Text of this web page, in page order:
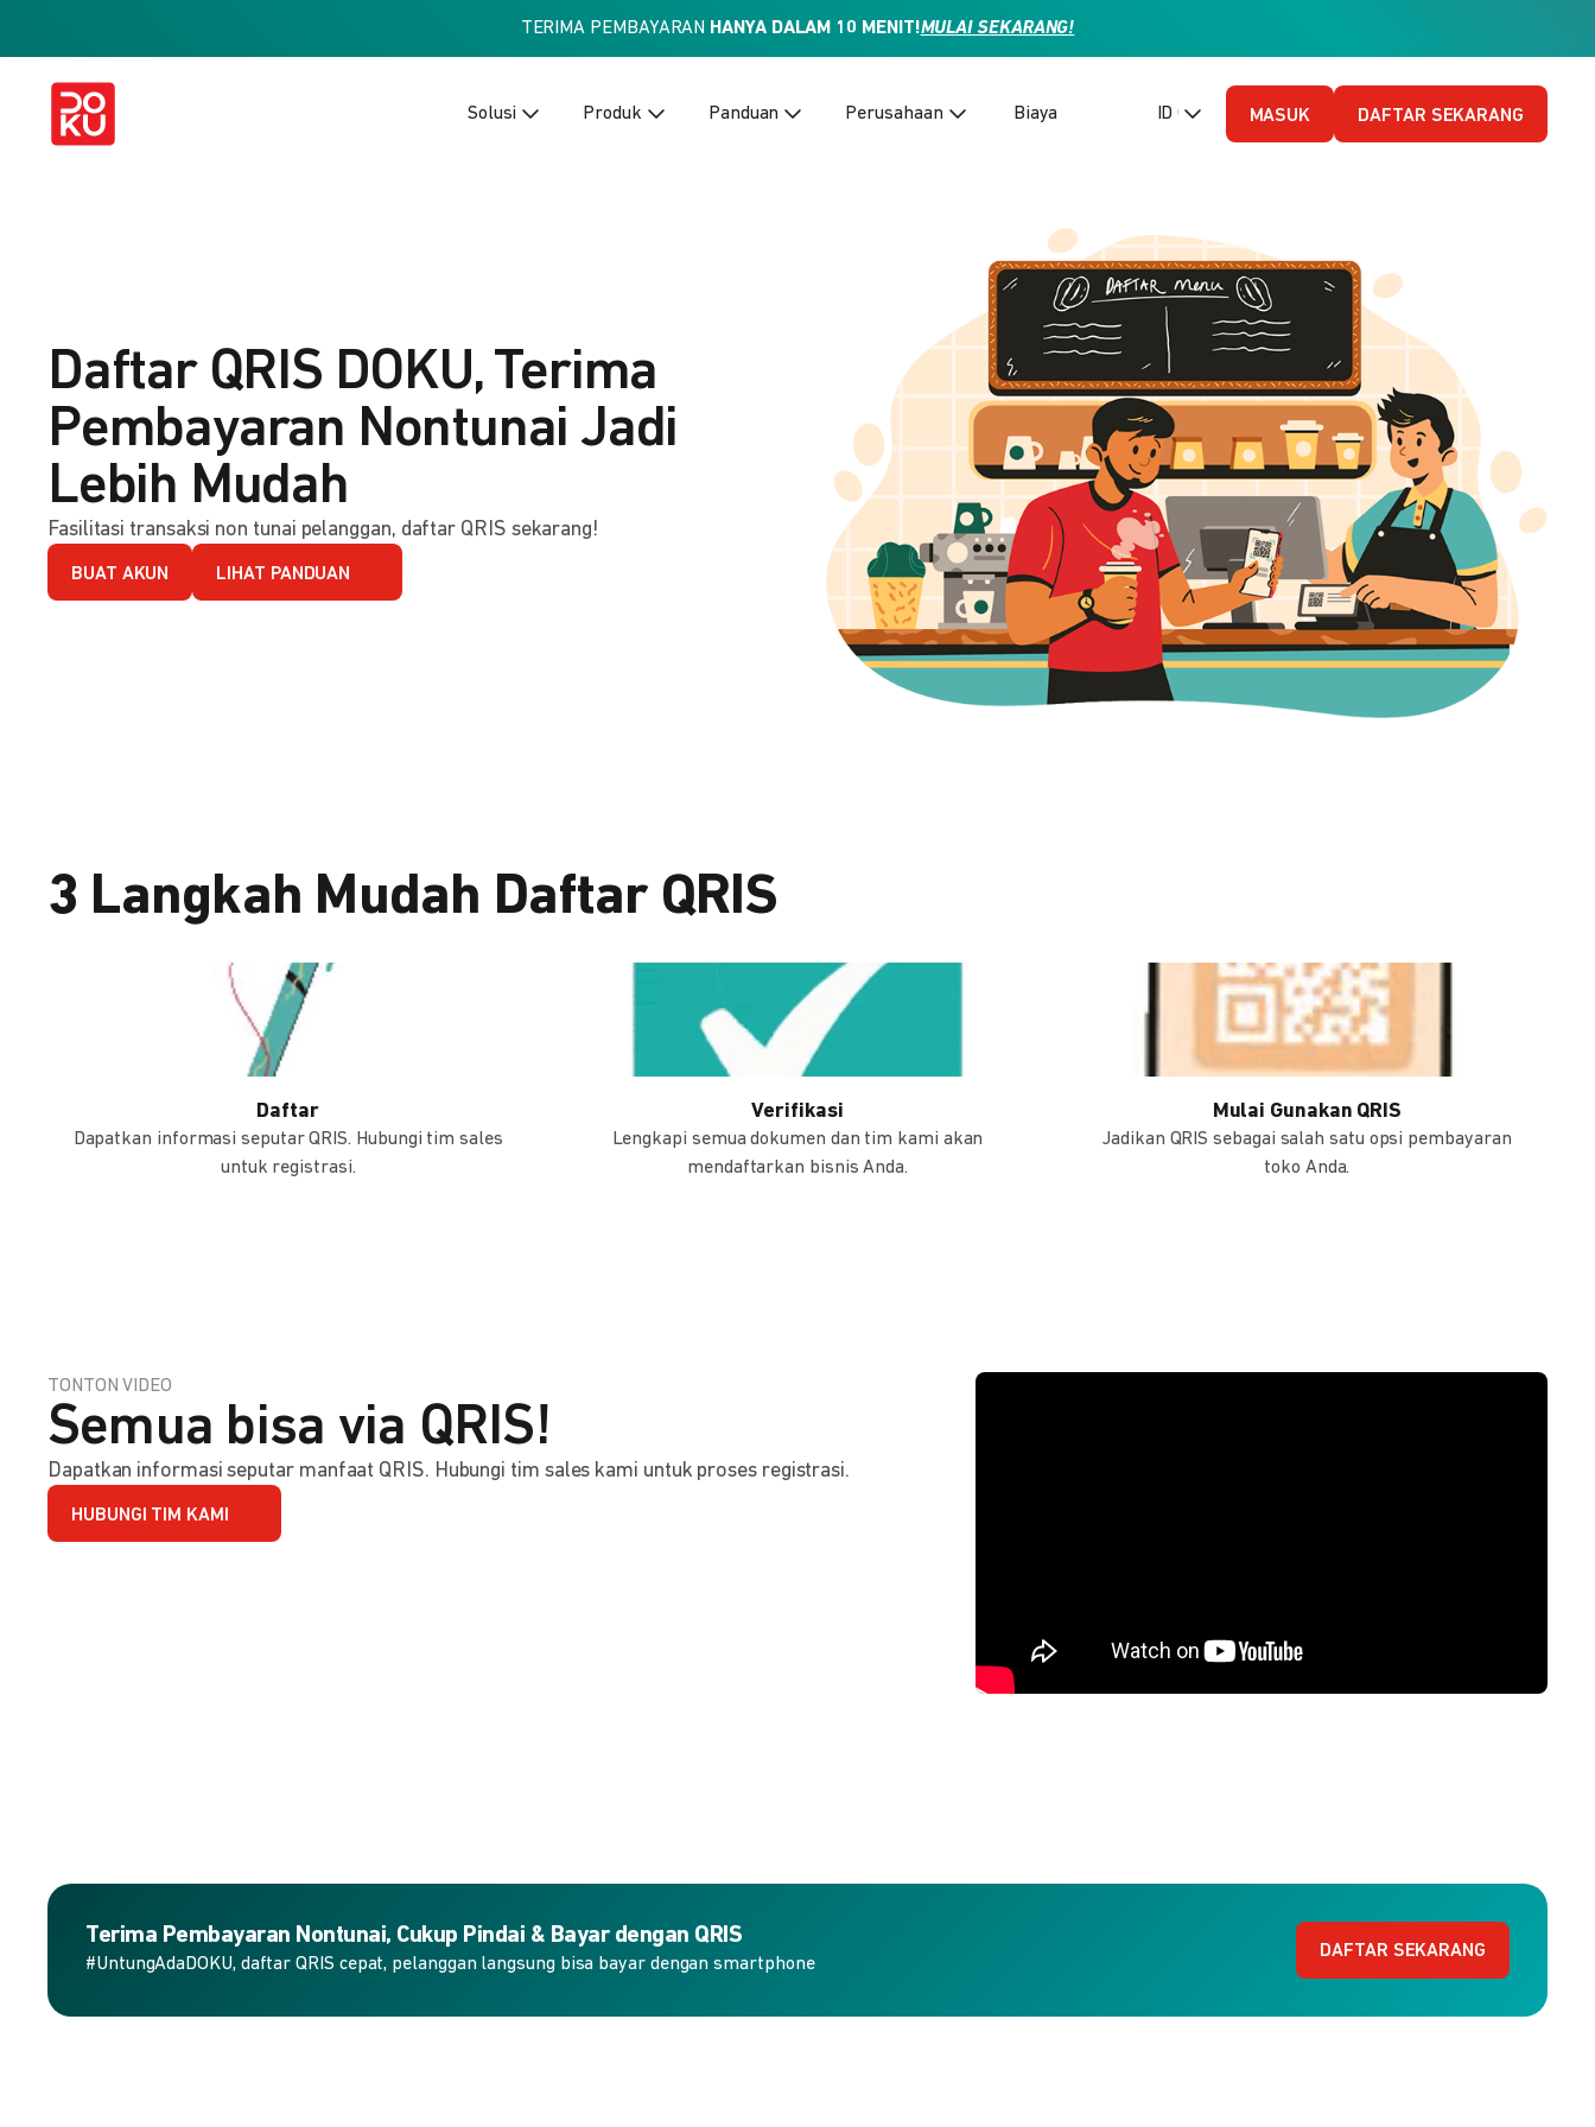
TERIMA PEMBAYARAN HANYA DALAM 10 MENIT!MULAI SEKARANG!
Solusi Produk Panduan Perusahaan Biaya ID (Bahasa Indonesia)
MASUK DAFTAR SEKARANG
Daftar QRIS DOKU, Terima
Pembayaran Nontunai Jadi
Lebih Mudah
Fasilitasi transaksi non tunai pelanggan, daftar QRIS sekarang!
BUAT AKUN LIHAT PANDUAN
3 Langkah Mudah Daftar QRIS
Daftar
Dapatkan informasi seputar QRIS. Hubungi tim sales
untuk registrasi.
Verifikasi
Lengkapi semua dokumen dan tim kami akan
mendaftarkan bisnis Anda.
Mulai Gunakan QRIS
Jadikan QRIS sebagai salah satu opsi pembayaran
toko Anda.
TONTON VIDEO
Semua bisa via QRIS!
Dapatkan informasi seputar manfaat QRIS. Hubungi tim sales kami untuk proses registrasi.
HUBUNGI TIM KAMI
Terima Pembayaran Nontunai, Cukup Pindai & Bayar dengan QRIS
#UntungAdaDOKU, daftar QRIS cepat, pelanggan langsung bisa bayar dengan smartphone
DAFTAR SEKARANG